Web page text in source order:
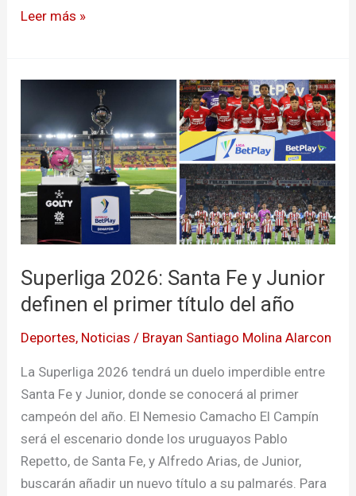
Leer más »
Superliga 2026: Santa Fe y Junior
definen el primer título del año
Deportes, Noticias / Brayan Santiago Molina Alarcon
La Superliga 2026 tendrá un duelo imperdible entre
Santa Fe y Junior, donde se conocerá al primer
campeón del año. El Nemesio Camacho El Campín
será el escenario donde los uruguayos Pablo
Repetto, de Santa Fe, y Alfredo Arias, de Junior,
buscarán añadir un nuevo título a su palmarés. Para
Santa
Fe
y
Junior
definen
el
primer
título
del
año